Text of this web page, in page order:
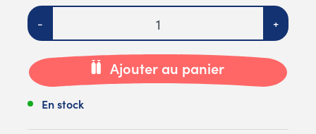
Quantité
- +
Ajouter au panier
En stock